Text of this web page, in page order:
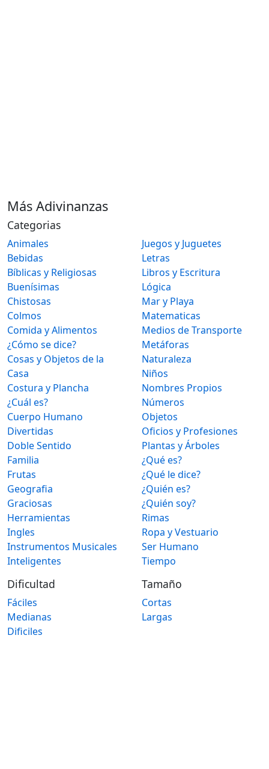
Más Adivinanzas
Categorias
Animales
Bebidas
Bíblicas y Religiosas
Buenísimas
Chistosas
Colmos
Comida y Alimentos
¿Cómo se dice?
Cosas y Objetos de la
Casa
Costura y Plancha
¿Cuál es?
Cuerpo Humano
Divertidas
Doble Sentido
Familia
Frutas
Geografia
Graciosas
Herramientas
Ingles
Instrumentos Musicales
Inteligentes
Juegos y Juguetes
Letras
Libros y Escritura
Lógica
Mar y Playa
Matematicas
Medios de Transporte
Metáforas
Naturaleza
Niños
Nombres Propios
Números
Objetos
Oficios y Profesiones
Plantas y Árboles
¿Qué es?
¿Qué le dice?
¿Quién es?
¿Quién soy?
Rimas
Ropa y Vestuario
Ser Humano
Tiempo
Dificultad
Fáciles
Medianas
Dificiles
Tamaño
Cortas
Largas